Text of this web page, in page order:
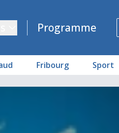
Programme
Fribourg Sport